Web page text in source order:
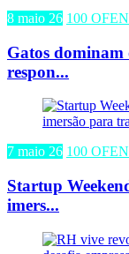
8 maio 26 100
Gatos dominam
respon...
7 maio 26 100
Startup
imers...